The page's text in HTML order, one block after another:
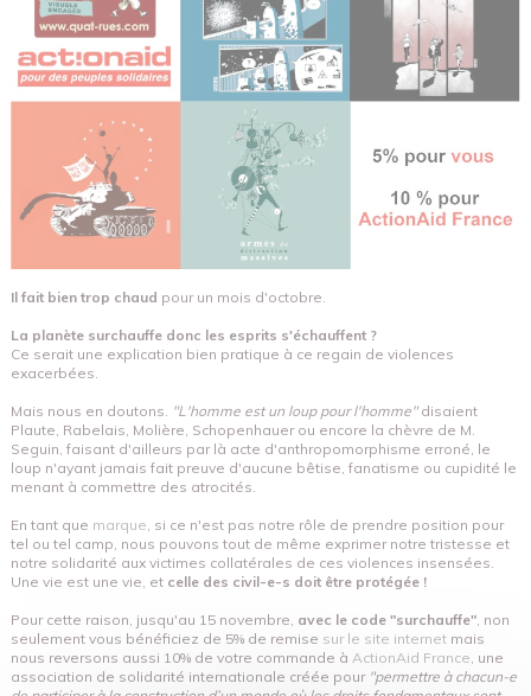
Il fait bien trop chaud pour un mois d'octobre.
La planète surchauffe donc les esprits s'échauffent ?
Ce serait une explication bien pratique à ce regain de violences
exacerbées.
Mais nous en doutons. "L'homme est un loup pour l'homme"disaient
Plaute, Rabelais, Molière, Schopenhauer ou encore la chèvre de M.
Seguin, faisant d'ailleurs par là acte d'anthropomorphisme erroné, le
loup n'ayant jamais fait preuve d'aucune bêtise, fanatisme ou cupidité le
menant à commettre des atrocités.
En tant que marque , si ce n'est pas notre rôle de prendre position pour
tel ou tel camp, nous pouvons tout de même exprimer notre tristesse et
notre solidarité aux victimes collatérales de ces violences insensées.
Une vie est une vie, et celle des civil-e-s doit être protégée !
Pour cette raison, jusqu'au 15 novembre, avec le code "surchauffe" , non
seulement vous bénéficiez de 5% de remise sur le site internet mais
nous reversons aussi 10% de votre commande à ActionAid France , une
association de solidarité internationale créée pour "permettre à chacun-e